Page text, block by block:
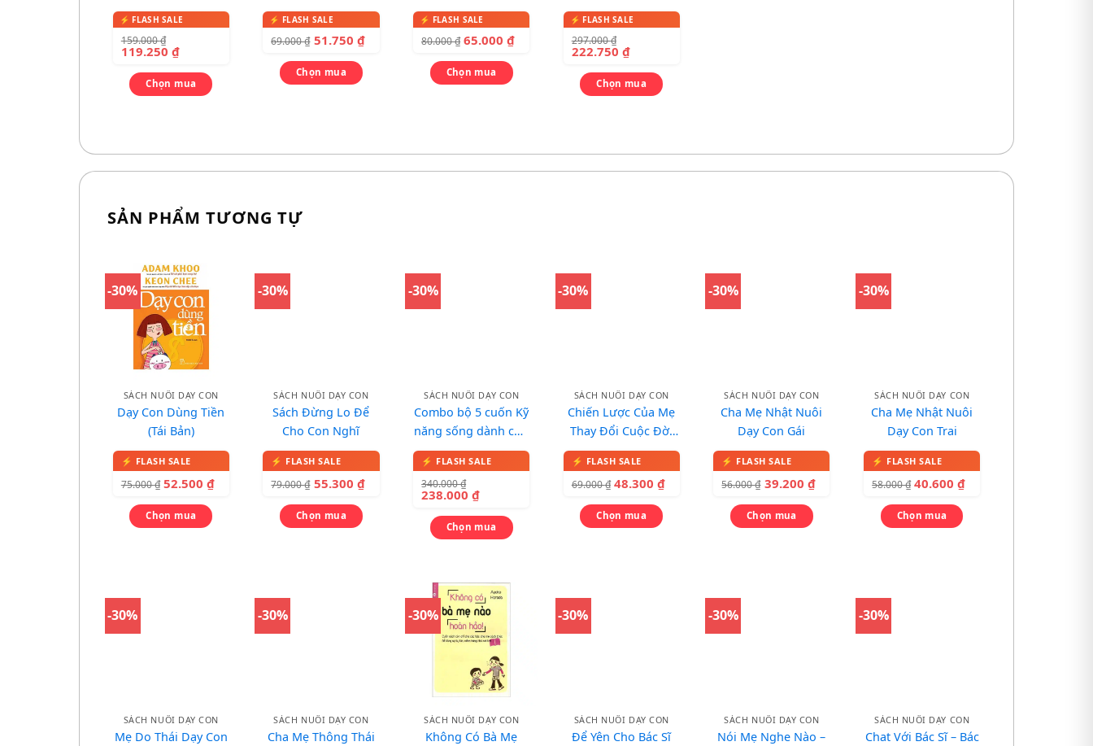
(bìa xanh đỏ)
159.000₫
119.250 ₫
Chọn mua
cho bé
69.000₫ 51.750 ₫
Chọn mua
2026
80.000₫ 65.000₫
Chọn mua
dictionary – Từ điển
song ngữ qua tranh
cho bé
297.000₫
222.750 ₫
Chọn mua
SẢN PHẨM TƯƠNG TỰ
-30%
SÁCH NUÔI DẠY CON
Dạy Con Dùng Tiền
(Tái Bản)
75.000₫ 52.500₫
Chọn mua
-30%
SÁCH NUÔI DẠY CON
Sách Đừng Lo Để
Cho Con Nghĩ
79.000₫ 55.300 ₫
Chọn mua
-30%
SÁCH NUÔI DẠY CON
Combo bộ 5 cuốn Kỹ
năng sống dành cho
trẻ
340.000₫
238.000₫
Chọn mua
-30%
SÁCH NUÔI DẠY CON
Chiến Lược Của Mẹ
Thay Đổi Cuộc Đời
Con
69.000₫ 48.300₫
Chọn mua
-30%
SÁCH NUÔI DẠY CON
Cha Mẹ Nhật Nuôi
Dạy Con Gái
56.000₫ 39.200 ₫
Chọn mua
-30%
SÁCH NUÔI DẠY CON
Cha Mẹ Nhật Nuôi
Dạy Con Trai
58.000₫ 40.600₫
Chọn mua
-30%
SÁCH NUÔI DẠY CON
Mẹ Do Thái Dạy Con
-30%
SÁCH NUÔI DẠY CON
Cha Mẹ Thông Thái
-30%
SÁCH NUÔI DẠY CON
Không Có Bà Mẹ
-30%
SÁCH NUÔI DẠY CON
Để Yên Cho Bác Sĩ
-30%
SÁCH NUÔI DẠY CON
Nói Mẹ Nghe Nào –
-30%
SÁCH NUÔI DẠY CON
Chat Với Bác Sĩ – Bác